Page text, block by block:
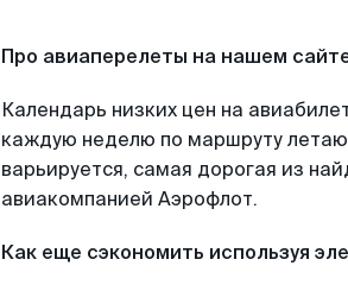
Про авиаперелеты на нашем
Календарь низких цен на
каждую неделю по маршруту
варьируется, самая дорогая из
авиакомпанией Аэрофлот.
Как еще сэкономить используя